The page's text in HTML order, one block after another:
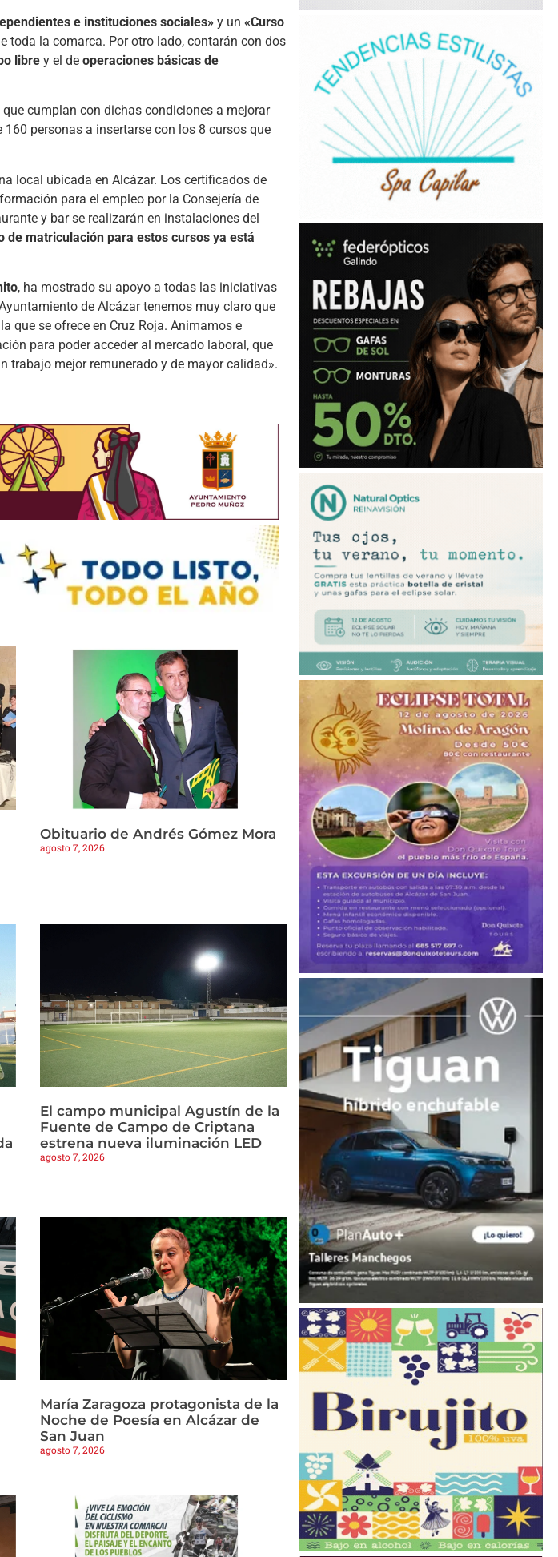
e instituciones sociales» y un «Curso
toda la comarca. Por otro lado, contarán con dos
libre y el de operaciones básicas de
cumplan con dichas condiciones a mejorar
personas a insertarse con los 8 cursos que
local ubicada en Alcázar. Los certificados de
para el empleo por la Consejería de
y bar se realizarán en instalaciones del
de matriculación para estos cursos ya está
, ha mostrado su apoyo a todas las iniciativas
de Alcázar tenemos muy claro que
que se ofrece en Cruz Roja. Animamos e
para poder acceder al mercado laboral, que
trabajo mejor remunerado y de mayor calidad».
Obituario de Andrés Gómez Mora
agosto 7, 2026
El campo municipal Agustín de la
Fuente de Campo de Criptana
estrena nueva iluminación LED
agosto 7, 2026
María Zaragoza protagonista de la
Noche de Poesía en Alcázar de
San Juan
agosto 7, 2026